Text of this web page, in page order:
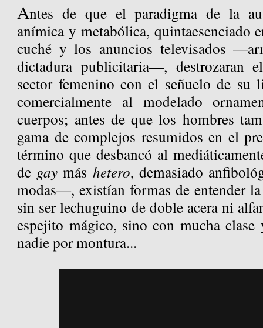
Antes de que el paradigma de la
anímica y metabólica, quintaesenciado
cuché y los anuncios televisados
dictadura publicitaria—, destrozaran
sector femenino con el señuelo de su
comercialmente al modelado
cuerpos; antes de que los hombres
gama de complejos resumidos en el
término que desbancó al
de gay más hetero, demasiado
modas—, existían formas de entender
sin ser lechuguino de doble acera ni
espejito mágico, sino con mucha
nadie por montura...